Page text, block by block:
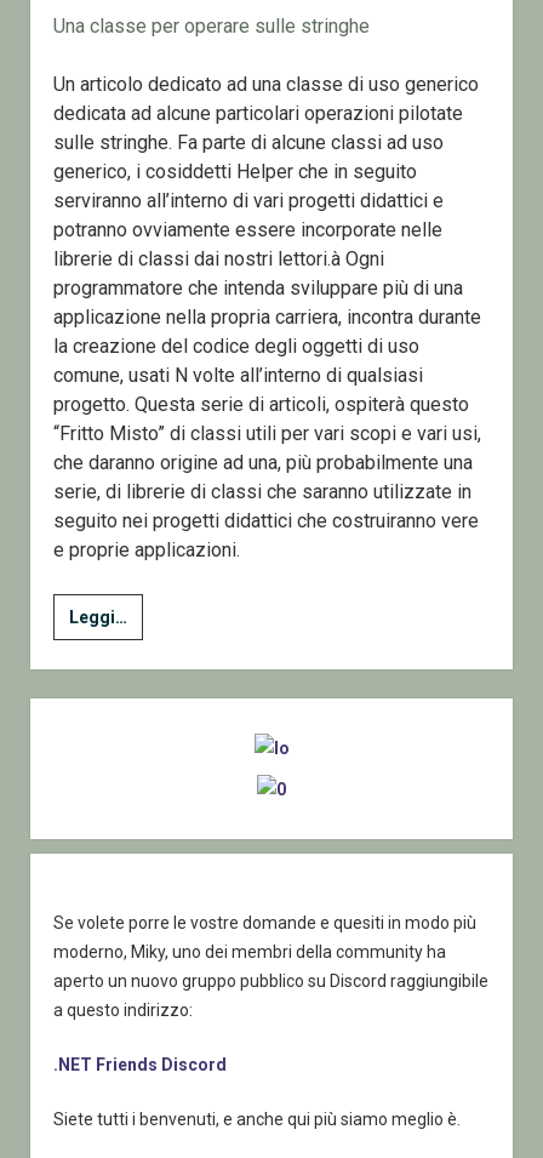
Una classe per operare sulle stringhe
Un articolo dedicato ad una classe di uso generico
dedicata ad alcune particolari operazioni pilotate
sulle stringhe. Fa parte di alcune classi ad uso
generico, i cosiddetti Helper che in seguito
serviranno all’interno di vari progetti didattici e
potranno ovviamente essere incorporate nelle
librerie di classi dai nostri lettori.à Ogni
programmatore che intenda sviluppare più di una
applicazione nella propria carriera, incontra durante
la creazione del codice degli oggetti di uso
comune, usati N volte all’interno di qualsiasi
progetto. Questa serie di articoli, ospiterà questo
“Fritto Misto” di classi utili per vari scopi e vari usi,
che daranno origine ad una, più probabilmente una
serie, di librerie di classi che saranno utilizzate in
seguito nei progetti didattici che costruiranno vere
e proprie applicazioni.
Leggi…1
–
Classi
di
Se volete porre le vostre domande e quesiti in modo più
moderno, Miky, uno dei membri della community ha
aperto un nuovo gruppo pubblico su Discord raggiungibile
a questo indirizzo:
.NET Friends Discord
Siete tutti i benvenuti, e anche qui più siamo meglio è.